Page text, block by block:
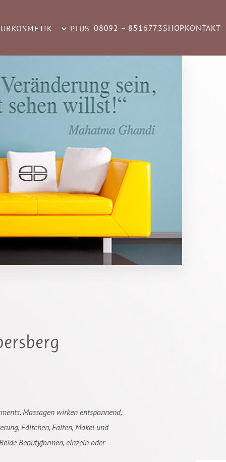
PLUS 08092 – 8516773SHOPKONTAKT
Massagen wirken entspannend,
Fältchen, Falten, Makel und
Beautyformen, einzeln oder